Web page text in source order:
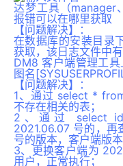
达梦工具（manager
报错可以在哪里获取
【问题解决】
：
在数据库的安装目录
获取，该日志文件中
DM8 客户端管理工
图名
【问题解决】
：
1、通过 select *
不存在相关的表；
2、通过 select
2021.06.07 号的，再
号的版本，客户端版
3、更换客户端为
用户，正常执行；